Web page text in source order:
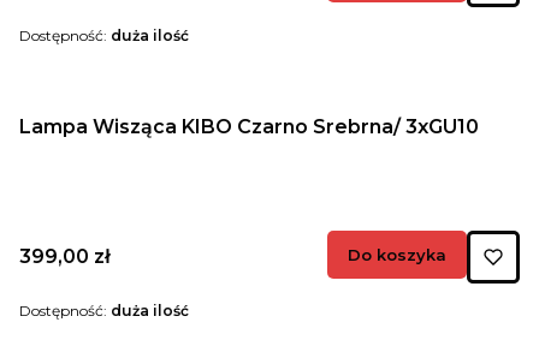
Dostępność: duża ilość
Lampa Wisząca KIBO Czarno Srebrna/ 3xGU10
Cena
399,00 zł Do koszyka
Dostępność: duża ilość